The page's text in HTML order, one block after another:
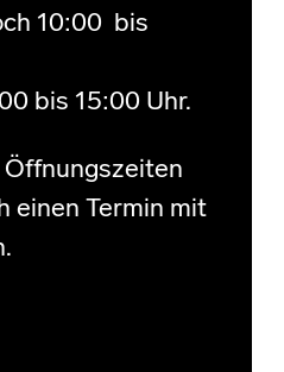
10:00 bis
bis 15:00 Uhr.
einen Termin mit